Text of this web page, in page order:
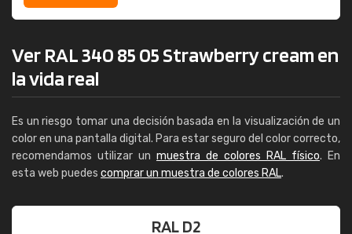
Ver RAL 340 85 05 Strawberry cream en
la vida real
Es un riesgo tomar una decisión basada en la visualización de un
color en una pantalla digital. Para estar seguro del color correcto,
recomendamos utilizar un muestra de colores RAL físico. En
esta web puedes comprar un muestra de colores RAL.
RAL D2